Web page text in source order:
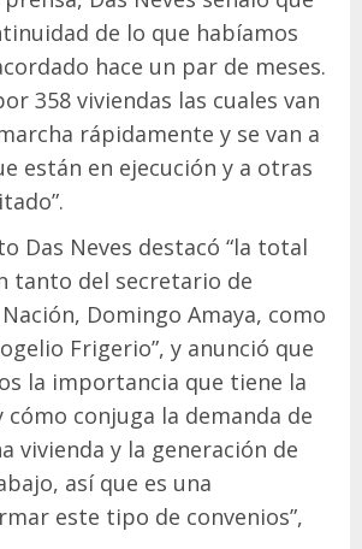
de lo que habíamos
hace un par de meses.
358 viviendas las cuales van
rápidamente y se van a
están en ejecución y a otras
Das Neves destacó “la total
tanto del secretario de
Domingo Amaya, como
Frigerio”, y anunció que
la importancia que tiene la
conjuga la demanda de
vivienda y la generación de
así que es una
este tipo de convenios”,